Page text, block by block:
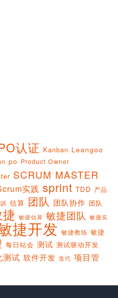
认证 Kanban Leangoo
po Product Owner
SCRUM MASTER
实践 sprint TDD 产品
估算 团队 团队协作 团队
敏捷估算 敏捷团队 敏捷实
捷开发 敏捷教练 敏捷
每日站会 测试 测试驱动开发
测试 软件开发 迭代 项目管